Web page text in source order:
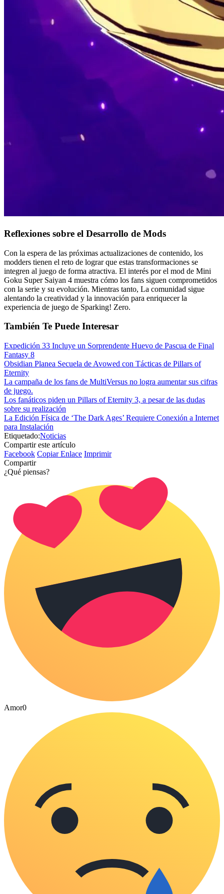
Reflexiones sobre el Desarrollo de Mods
Con la espera de las próximas actualizaciones de contenido, los
modders tienen el reto de lograr que estas transformaciones se
integren al juego de forma atractiva. El interés por el mod de Mini
Goku Super Saiyan 4 muestra cómo los fans siguen comprometidos
con la serie y su evolución. Mientras tanto, La comunidad sigue
alentando la creatividad y la innovación para enriquecer la
experiencia de juego de Sparking! Zero.
También Te Puede Interesar
Expedición 33 Incluye un Sorprendente Huevo de Pascua de Final
Fantasy 8
Obsidian Planea Secuela de Avowed con Tácticas de Pillars of
Eternity
La campaña de los fans de MultiVersus no logra aumentar sus cifras
de juego.
Los fanáticos piden un Pillars of Eternity 3, a pesar de las dudas
sobre su realización
La Edición Física de ‘The Dark Ages’ Requiere Conexión a Internet
para Instalación
Etiquetado:Noticias
Compartir este artículo
Facebook Copiar Enlace Imprimir
Compartir
¿Qué piensas?
Amor0